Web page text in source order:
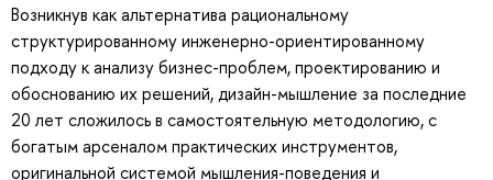
Возникнув как альтернатива рациональному
структурированному инженерно-ориентированному
подходу к анализу бизнес-проблем, проектированию и
обоснованию их решений, дизайн-мышление за последние
20 лет сложилось в самостоятельную методологию, с
богатым арсеналом практических инструментов,
оригинальной системой мышления-поведения и